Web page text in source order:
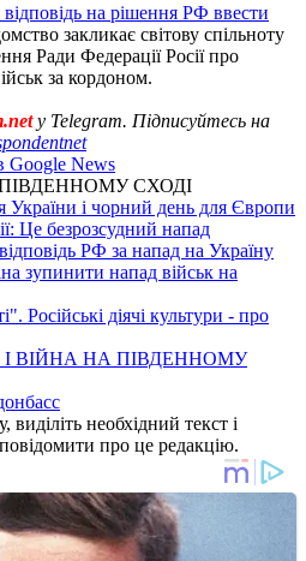
відповідь на рішення РФ ввести
закликає світову спільноту
Ради Федерації Росії про
за кордоном.
у Telegram. Підписуйтесь на
Google News
СХОДІ
і чорний день для Європи
Це безрозсудний напад
РФ за напад на Україну
зупинити напад військ на
Російські діячі культури - про
ВІЙНА НА ПІВДЕННОМУ
необхідний текст і
про це редакцію.